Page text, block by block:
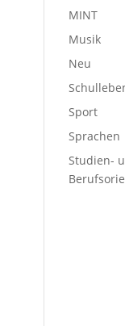
MINT
Musik
Neu
Sport
Sprachen
Studien-